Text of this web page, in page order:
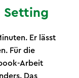
Setting
Er lässt
Für die
Arbeit
Das